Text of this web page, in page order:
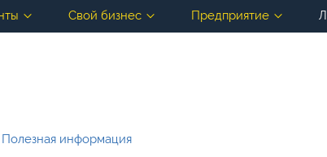
Свой бизнес Предприятие
Полезная информация